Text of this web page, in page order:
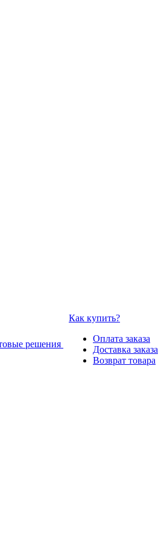
решения
Как купить?
Оплата заказа
Доставка заказа
Возврат товара